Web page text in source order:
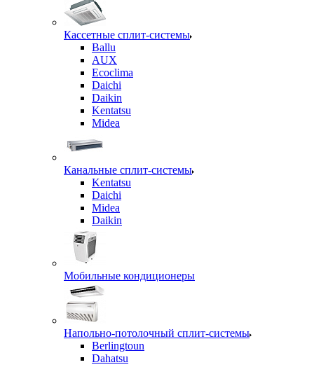
Кассетные сплит-системы
Ballu
AUX
Ecoclima
Daichi
Daikin
Kentatsu
Midea
Канальные сплит-системы
Kentatsu
Daichi
Midea
Daikin
Мобильные кондиционеры
Напольно-потолочный сплит-системы
Berlingtoun
Dahatsu